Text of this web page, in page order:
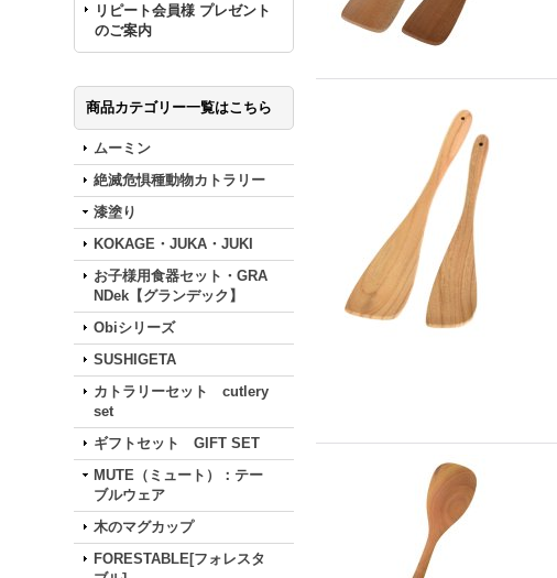
リピート会員様 プレゼント
のご案内
商品カテゴリー一覧はこちら
ムーミン
絶滅危惧種動物カトラリー
漆塗り
KOKAGE・JUKA・JUKI
お子様用食器セット・GRA
NDek【グランデック】
Obiシリーズ
SUSHIGETA
カトラリーセット cutlery
set
ギフトセット GIFT SET
MUTE（ミュート）：テー
ブルウェア
木のマグカップ
FORESTABLE[フォレスタ